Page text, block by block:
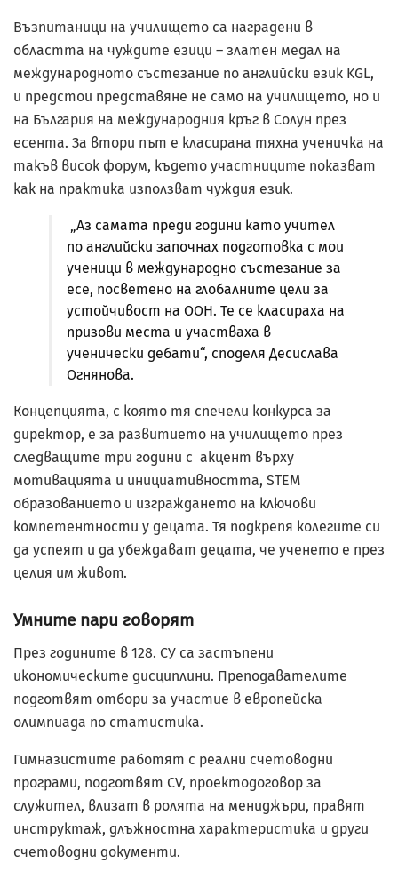
Възпитаници на училището са наградени в
областта на чуждите езици – златен медал на
международното състезание по английски език KGL,
и предстои представяне не само на училището, но и
на България на международния кръг в Солун през
есента. За втори път е класирана тяхна ученичка на
такъв висок форум, където участниците показват
как на практика използват чуждия език.
„Аз самата преди години като учител
по английски започнах подготовка с мои
ученици в международно състезание за
есе, посветено на глобалните цели за
устойчивост на ООН. Те се класираха на
призови места и участваха в
ученически дебати“, споделя Десислава
Огнянова.
Концепцията, с която тя спечели конкурса за
директор, е за развитието на училището през
следващите три години с акцент върху
мотивацията и инициативността, STEM
образованието и изграждането на ключови
компетентности у децата. Тя подкрепя колегите си
да успеят и да убеждават децата, че ученето е през
целия им живот.
Умните пари говорят
През годините в 128. СУ са застъпени
икономическите дисциплини. Преподавателите
подготвят отбори за участие в европейска
олимпиада по статистика.
Гимназистите работят с реални счетоводни
програми, подготвят CV, проектодоговор за
служител, влизат в ролята на мениджъри, правят
инструктаж, длъжностна характеристика и други
счетоводни документи.